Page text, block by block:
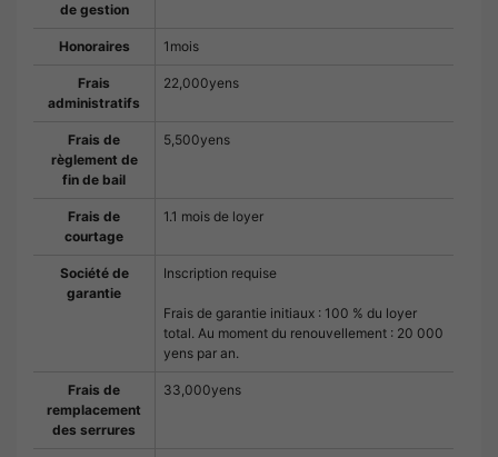
de gestion
Honoraires 1mois
Frais
administratifs
22,000yens
Frais de
règlement de
fin de bail
5,500yens
Frais de
courtage
1.1 mois de loyer
Société de
garantie
Inscription requise
Frais de garantie initiaux : 100 % du loyer
total. Au moment du renouvellement : 20 000
yens par an.
Frais de
remplacement
des serrures
33,000yens